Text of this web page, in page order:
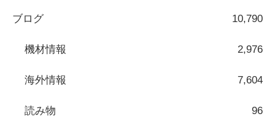
ブログ 10,790
機材情報 2,976
海外情報 7,604
読み物 96